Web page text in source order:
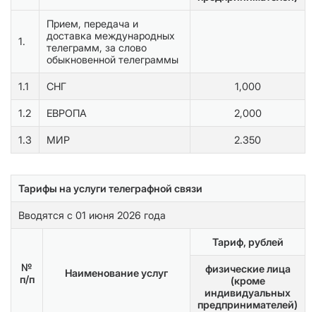
1.
Прием, передача и
доставка международных
телеграмм, за слово
обыкновенной телеграммы
1.1 СНГ 1,000
1.2 ЕВРОПА 2,000
1.3 МИР 2.350
Тарифы на услуги телеграфной связи
Вводятся с 01 июня 2026 года
№
п/п
Наименование услуг
Тариф, рублей
физические лица
(кроме
индивидуальных
предпринимателей)